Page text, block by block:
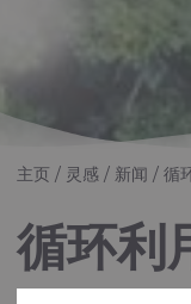
主页 灵感 新闻 循
循环利